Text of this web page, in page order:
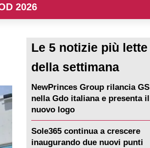
2026
Le 5 notizie più lette
della settimana
NewPrinces Group rilancia GS
nella Gdo italiana e presenta il
nuovo logo
Sole365 continua a crescere
inaugurando due nuovi punti